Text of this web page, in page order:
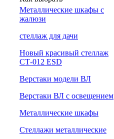
Металлические шкафы с
жалюзи
cтеллаж для дачи
Новый красивый стеллаж
СТ-012 ESD
Верстаки модели ВЛ
Верстаки ВЛ с освещением
Металлические шкафы
Стеллажи металлические